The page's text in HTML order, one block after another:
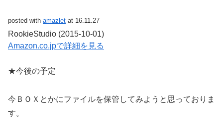
posted with amazlet at 16.11.27
RookieStudio (2015-10-01)
Amazon.co.jpで詳細を見る
★今後の予定
今ＢＯＸとかにファイルを保管してみようと思っておりま
す。